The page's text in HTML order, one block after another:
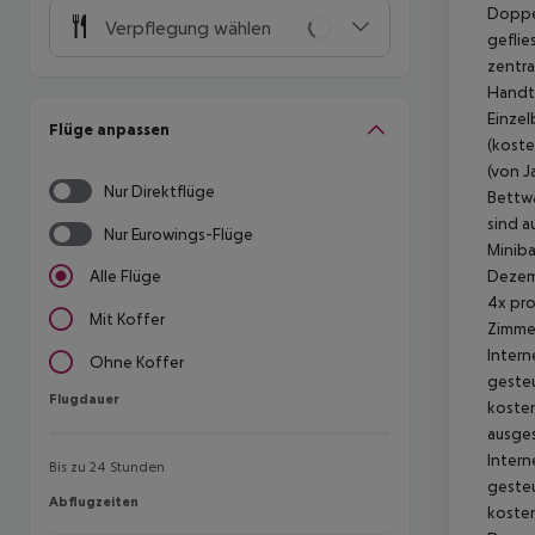
Verpflegung wählen
Flüge anpassen
Nur Direktflüge
Nur Eurowings-Flüge
Alle Flüge
Mit Koffer
Ohne Koffer
Flugdauer
Flugdauer
Bis zu 24 Stunden
Abflugzeiten
Abflugzeiten
(von
sind
4x